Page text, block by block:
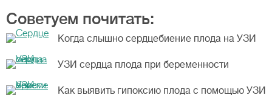
Советуем почитать:
Когда слышно сердцебиение плода на УЗИ
УЗИ сердца плода при беременности
Как выявить гипоксию плода с помощью УЗИ